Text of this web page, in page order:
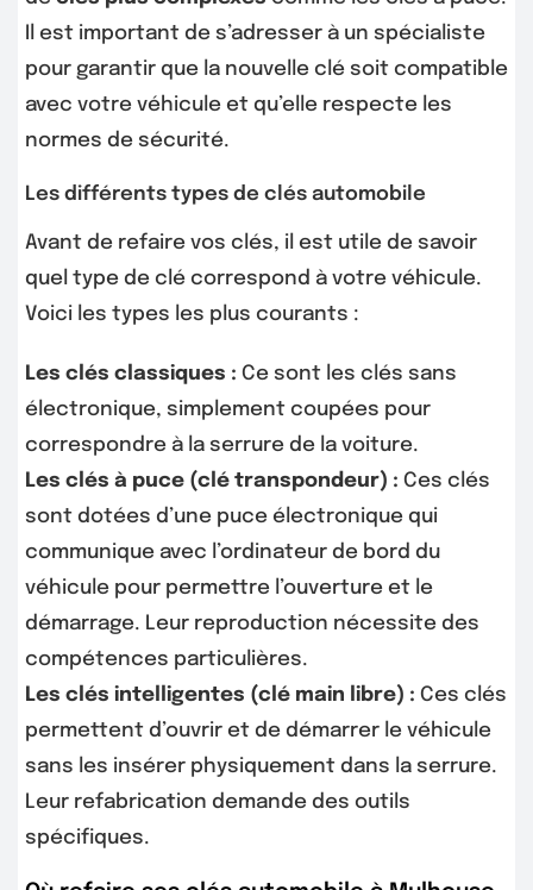
Il est important de s’adresser à un spécialiste
pour garantir que la nouvelle clé soit compatible
avec votre véhicule et qu’elle respecte les
normes de sécurité.
Les différents types de clés automobile
Avant de refaire vos clés, il est utile de savoir
quel type de clé correspond à votre véhicule.
Voici les types les plus courants :
Les clés classiques : Ce sont les clés sans
électronique, simplement coupées pour
correspondre à la serrure de la voiture.
Les clés à puce (clé transpondeur) : Ces clés
sont dotées d’une puce électronique qui
communique avec l’ordinateur de bord du
véhicule pour permettre l’ouverture et le
démarrage. Leur reproduction nécessite des
compétences particulières.
Les clés intelligentes (clé main libre) : Ces clés
permettent d’ouvrir et de démarrer le véhicule
sans les insérer physiquement dans la serrure.
Leur refabrication demande des outils
spécifiques.